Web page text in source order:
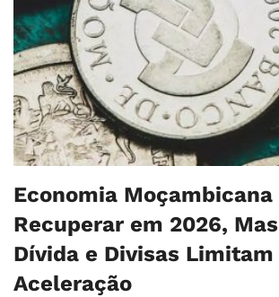
Economia
Recuperar em 2026,
Dívida e Divisas Limitam
Aceleração